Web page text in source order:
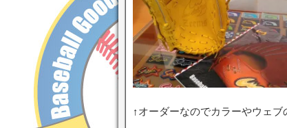
↑オーダーなのでカラーやウェ